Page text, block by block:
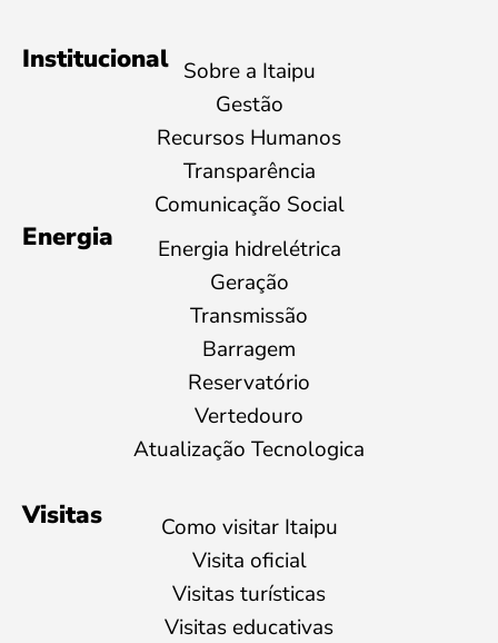
Institucional Sobre a Itaipu
Gestão
Recursos Humanos
Transparência
Comunicação Social
Energia
Energia hidrelétrica
Geração
Transmissão
Barragem
Reservatório
Vertedouro
Atualização Tecnologica
Visitas
Como visitar Itaipu
Visita oficial
Visitas turísticas
Visitas educativas